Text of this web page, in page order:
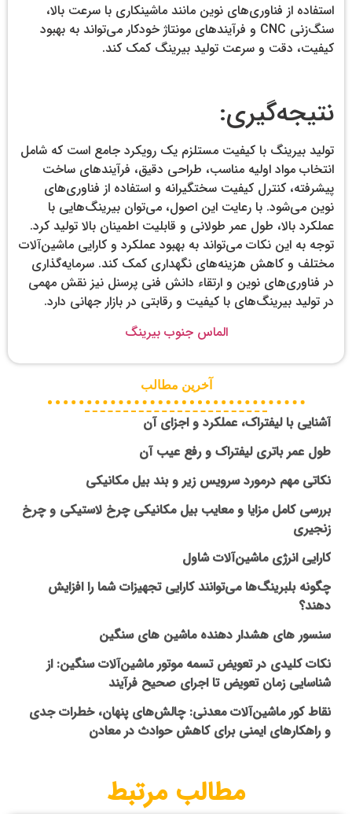
استفاده از فناوری‌های نوین مانند ماشینکاری با سرعت بالا،
سنگ‌زنی CNC و فرآیندهای مونتاژ خودکار می‌تواند به بهبود
کیفیت، دقت و سرعت تولید بیرینگ کمک کند.
نتیجه‌گیری:
تولید بیرینگ با کیفیت مستلزم یک رویکرد جامع است که شامل
انتخاب مواد اولیه مناسب، طراحی دقیق، فرآیندهای ساخت
پیشرفته، کنترل کیفیت سختگیرانه و استفاده از فناوری‌های
نوین می‌شود. با رعایت این اصول، می‌توان بیرینگ‌هایی با
عملکرد بالا، طول عمر طولانی و قابلیت اطمینان بالا تولید کرد.
توجه به این نکات می‌تواند به بهبود عملکرد و کارایی ماشین‌آلات
مختلف و کاهش هزینه‌های نگهداری کمک کند. سرمایه‌گذاری
در فناوری‌های نوین و ارتقاء دانش فنی پرسنل نیز نقش مهمی
در تولید بیرینگ‌های با کیفیت و رقابتی در بازار جهانی دارد.
الماس جنوب بیرینگ
آخرین مطالب
آشنایی با لیفتراک، عملکرد و اجزای آن
طول عمر باتری لیفتراک و رفع عیب آن
نکاتی مهم درمورد سرویس زیر و بند بیل مکانیکی
بررسی کامل مزایا و معایب بیل مکانیکی چرخ لاستیکی و چرخ
زنجیری
کارایی انرژی ماشین‌آلات شاول
چگونه بلبرینگ‌ها می‌توانند کارایی تجهیزات شما را افزایش
دهند؟
سنسور های هشدار دهنده ماشین های سنگین
نکات کلیدی در تعویض تسمه موتور ماشین‌آلات سنگین: از
شناسایی زمان تعویض تا اجرای صحیح فرآیند
نقاط کور ماشین‌آلات معدنی: چالش‌های پنهان، خطرات جدی
و راهکارهای ایمنی برای کاهش حوادث در معادن
مطالب مرتبط